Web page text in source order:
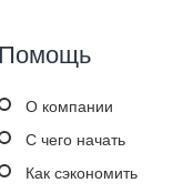
Помощь
О компании
С чего начать
Как сэкономить